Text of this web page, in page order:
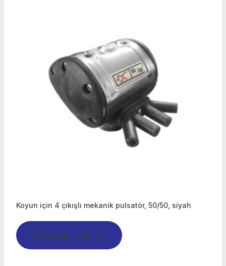
Koyun için 4 çıkışlı mekanik pulsatör, 50/50, siyah
Devamını oku